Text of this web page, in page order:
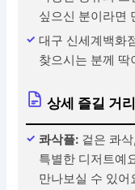
싶으신 분이라면
대구 신세계백화
찾으시는 분께 딱
상세 즐길 거리
콰삭플: 겉은 콰
특별한 디저트예
만나보실 수 있어